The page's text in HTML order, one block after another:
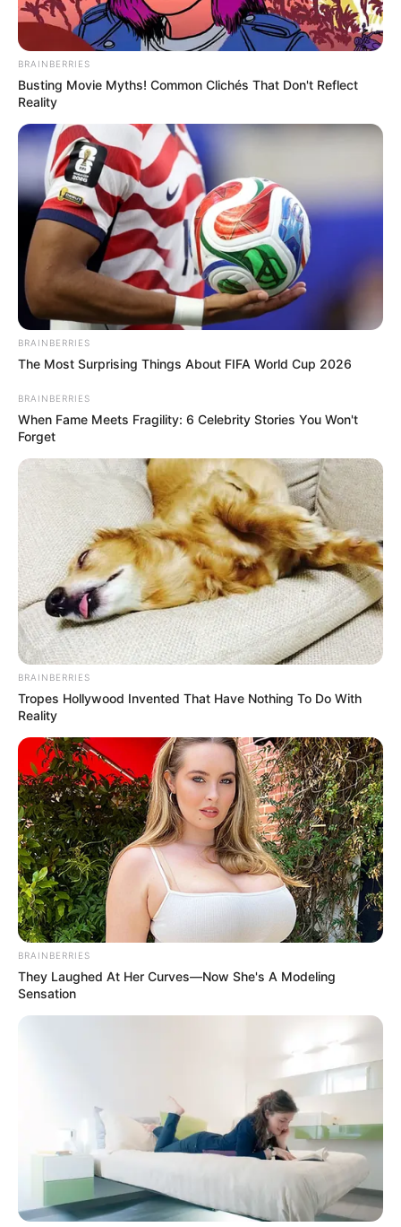
BRAINBERRIES
Busting Movie Myths! Common Clichés That Don't Reflect
Reality
BRAINBERRIES
The Most Surprising Things About FIFA World Cup 2026
BRAINBERRIES
When Fame Meets Fragility: 6 Celebrity Stories You Won't
Forget
BRAINBERRIES
Tropes Hollywood Invented That Have Nothing To Do With
Reality
BRAINBERRIES
They Laughed At Her Curves—Now She's A Modeling
Sensation